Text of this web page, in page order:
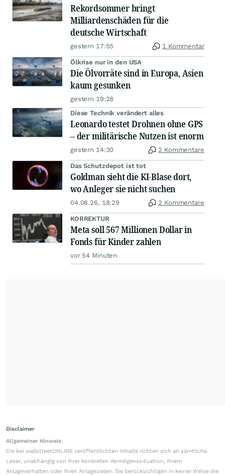
Rekordsommer bringt
Milliardenschäden für die
deutsche Wirtschaft
gestern 17:55 1 Kommentar
Ölkrise nur in den USA
Die Ölvorräte sind in Europa, Asien
kaum gesunken
gestern 19:28
Diese Technik verändert alles
Leonardo testet Drohnen ohne GPS
– der militärische Nutzen ist enorm
gestern 14:30 2 Kommentare
Das Schutzdepot ist tot
Goldman sieht die KI-Blase dort,
wo Anleger sie nicht suchen
04.08.26, 18:29 2 Kommentare
KORREKTUR
Meta soll 567 Millionen Dollar in
Fonds für Kinder zahlen
vor 54 Minuten
Disclaimer
Allgemeiner Hinweis:
Die bei wallstreetONLINE veröffentlichten Inhalte richten sich an sämtliche
Leser, unabhängig von ihrer konkreten Vermögenssituation, ihrem
Anlageverhalten oder ihren Anlagezielen. Sie berücksichtigen in keiner Weise die